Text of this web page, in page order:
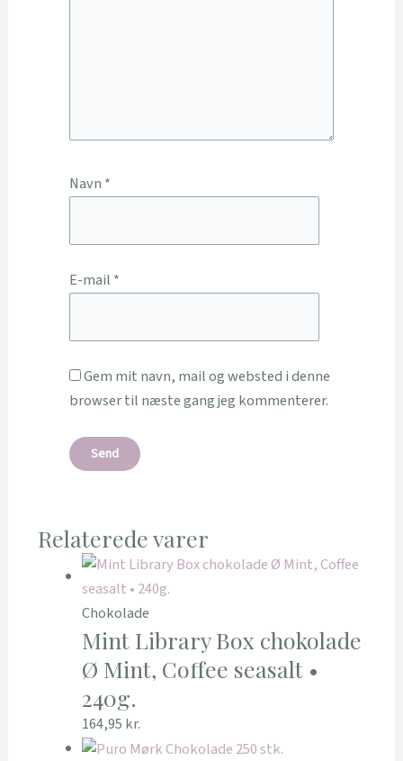
Navn *
E-mail *
Gem mit navn, mail og websted i denne
browser til næste gang jeg kommenterer.
Relaterede varer
Chokolade
Mint Library Box chokolade
Ø Mint, Coffee seasalt •
240g.
164,95 kr.